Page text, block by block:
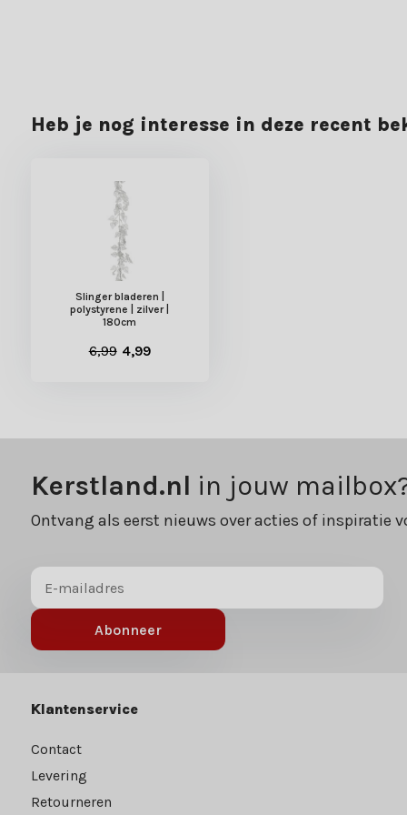
Heb je nog interesse in deze recent
Slinger bladeren |
polystyrene | zilver |
180cm
6,99 4,99
Kerstland.nl in jouw
Ontvang als eerst nieuws over acties of inspiratie
Abonneer
Klantenservice
Contact
Levering
Retourneren